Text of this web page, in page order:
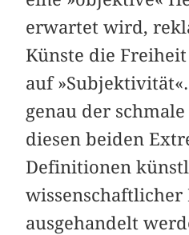
erwartet wird,
Künste die
auf
genau der
diesen beiden
Definitionen
wissenschaftlicher
ausgehandelt